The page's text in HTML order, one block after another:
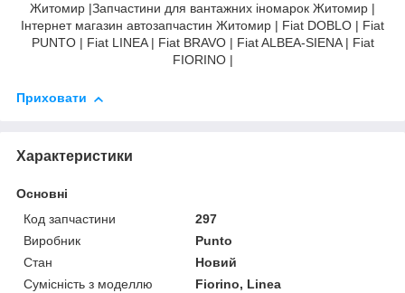
Житомир |Запчастини для вантажних іномарок Житомир |
Інтернет магазин автозапчастин Житомир | Fiat DOBLO | Fiat
PUNTO | Fiat LINEA | Fiat BRAVO | Fiat ALBEA-SIENA | Fiat
FIORINO |
Приховати
Характеристики
Основні
Код запчастини
297
Виробник
Punto
Стан
Новий
Сумісність з моделлю
Fiorino, Linea